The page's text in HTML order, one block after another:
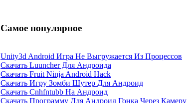
Самое популярное
Unity3d Android Игра Не Выгружается Из Процессов
Скачать Luuncher Для Андроида
Скачать Fruit Ninja Android Hack
Скачать Игру Зомби Шутер Для Андроид
Скачать Cnhfntubb На Андроид
Скачать Программу Для Андроид Гонка Через Камеру